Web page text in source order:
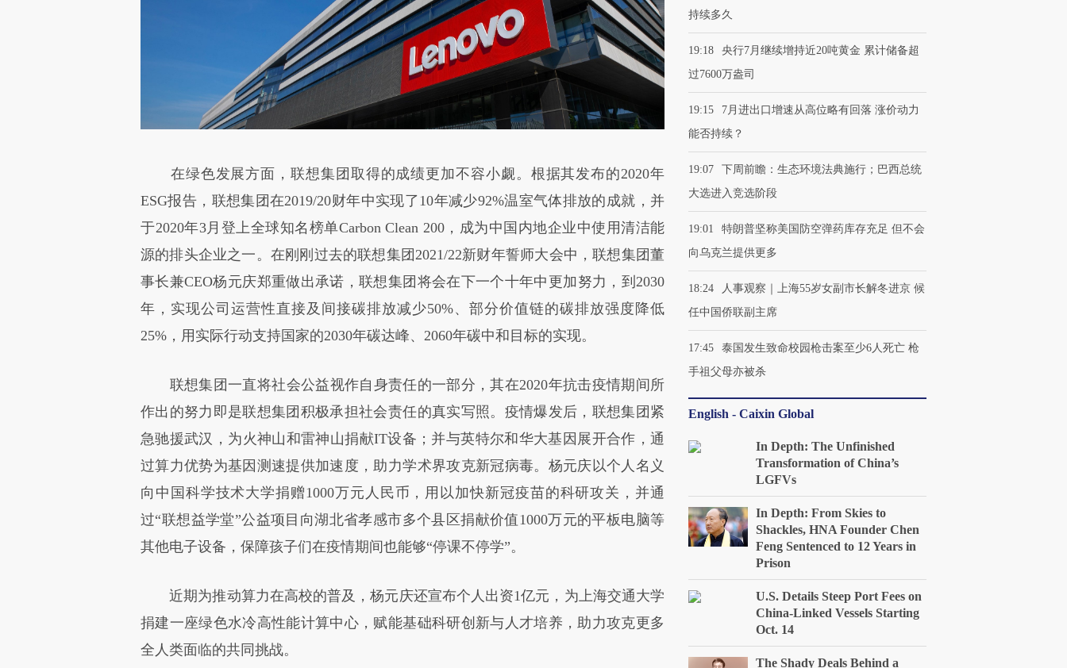
在绿色发展方面，联想集团取得的成绩更加不容小觑。根据其发布的2020年
ESG报告，联想集团在2019/20财年中实现了10年减少92%温室气体排放的成就，并
于2020年3月登上全球知名榜单Carbon Clean 200，成为中国内地企业中使用清洁能
源的排头企业之一。在刚刚过去的联想集团2021/22新财年誓师大会中，联想集团董
事长兼CEO杨元庆郑重做出承诺，联想集团将会在下一个十年中更加努力，到2030
年，实现公司运营性直接及间接碳排放减少50%、部分价值链的碳排放强度降低
25%，用实际行动支持国家的2030年碳达峰、2060年碳中和目标的实现。
联想集团一直将社会公益视作自身责任的一部分，其在2020年抗击疫情期间所
作出的努力即是联想集团积极承担社会责任的真实写照。疫情爆发后，联想集团紧
急驰援武汉，为火神山和雷神山捐献IT设备；并与英特尔和华大基因展开合作，通
过算力优势为基因测速提供加速度，助力学术界攻克新冠病毒。杨元庆以个人名义
向中国科学技术大学捐赠1000万元人民币，用以加快新冠疫苗的科研攻关，并通
过“联想益学堂”公益项目向湖北省孝感市多个县区捐献价值1000万元的平板电脑等
其他电子设备，保障孩子们在疫情期间也能够“停课不停学”。
近期为推动算力在高校的普及，杨元庆还宣布个人出资1亿元，为上海交通大学
捐建一座绿色水冷高性能计算中心，赋能基础科研创新与人才培养，助力攻克更多
全人类面临的共同挑战。
持续多久
19:18
央行7月继续增持近20吨黄金 累计储备超
过7600万盎司
19:15
7月进出口增速从高位略有回落 涨价动力
能否持续？
19:07
下周前瞻：生态环境法典施行；巴西总统
大选进入竞选阶段
19:01
特朗普坚称美国防空弹药库存充足 但不会
向乌克兰提供更多
18:24
人事观察｜上海55岁女副市长解冬进京 候
任中国侨联副主席
17:45
泰国发生致命校园枪击案至少6人死亡 枪
手祖父母亦被杀
English - Caixin Global
In Depth: The Unfinished
Transformation of China’s
LGFVs
In Depth: From Skies to
Shackles, HNA Founder Chen
Feng Sentenced to 12 Years in
Prison
U.S. Details Steep Port Fees on
China-Linked Vessels Starting
Oct. 14
The Shady Deals Behind a